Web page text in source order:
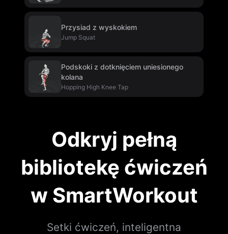
Przysiad z wyskokiem
Jump Squat
Podskoki z dotknięciem uniesionego
kolana
Hopping High Knee Tap
Odkryj pełną
bibliotekę ćwiczeń
w SmartWorkout
Setki ćwiczeń, inteligentna